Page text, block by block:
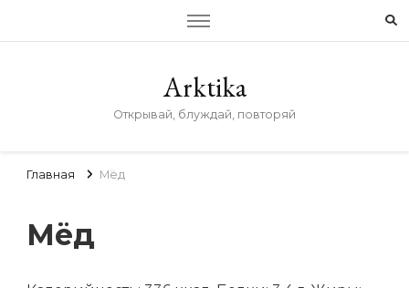
Arktika
Открывай, блуждай, повторяй
Главная Мёд
Мёд